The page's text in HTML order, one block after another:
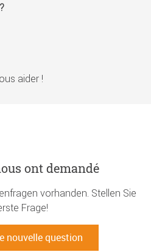
aider !
ont demandé
vorhanden. Stellen Sie
Frage!
nouvelle question